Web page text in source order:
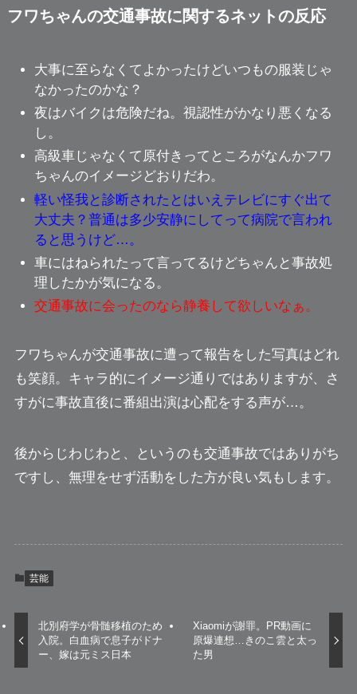
フワちゃんの交通事故に関するネットの反応
大事に至らなくてよかったけどいつもの服装じゃ
なかったのかな？
夜はバイクは危険だね。視認性がかなり悪くなる
し。
高級車じゃなくて原付きってところがなんかフワ
ちゃんのイメージどおりだわ。
軽い怪我と診断されたとはいえテレビにすぐ出て
大丈夫？普通は多少安静にしてって病院で言われ
ると思うけど…。
車にはねられたって言ってるけどちゃんと事故処
理したかが気になる。
交通事故に会ったのなら静養して欲しいなぁ。
フワちゃんが交通事故に遭って報告をした写真はどれ
も笑顔。キャラ的にイメージ通りではありますが、さ
すがに事故直後に番組出演は心配をする声が…。
後からじわじわと、というのも交通事故ではありがち
ですし、無理をせず活動をした方が良い気もします。
芸能
北別府学が骨髄移植のため
入院。白血病で息子がドナ
ー、嫁は元ミス日本
Xiaomiが謝罪。PR動画に
原爆連想…きのこ雲と太っ
た男